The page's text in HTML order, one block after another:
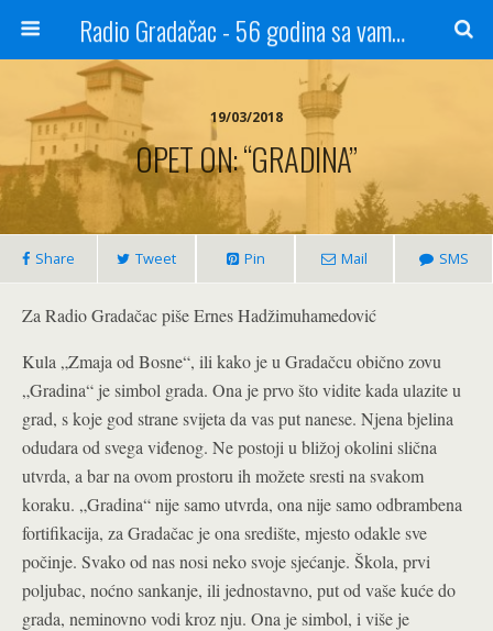
Radio Gradačac - 56 godina sa vama...
19/03/2018
OPET ON: “GRADINA”
Share Tweet Pin Mail SMS
Za Radio Gradačac piše Ernes Hadžimuhamedović
Kula „Zmaja od Bosne“, ili kako je u Gradačcu obično zovu
„Gradina“ je simbol grada. Ona je prvo što vidite kada ulazite u
grad, s koje god strane svijeta da vas put nanese. Njena bjelina
odudara od svega viđenog. Ne postoji u bližoj okolini slična
utvrda, a bar na ovom prostoru ih možete sresti na svakom
koraku. „Gradina“ nije samo utvrda, ona nije samo odbrambena
fortifikacija, za Gradačac je ona središte, mjesto odakle sve
počinje. Svako od nas nosi neko svoje sjećanje. Škola, prvi
poljubac, noćno sankanje, ili jednostavno, put od vaše kuće do
grada, neminovno vodi kroz nju. Ona je simbol, i više je